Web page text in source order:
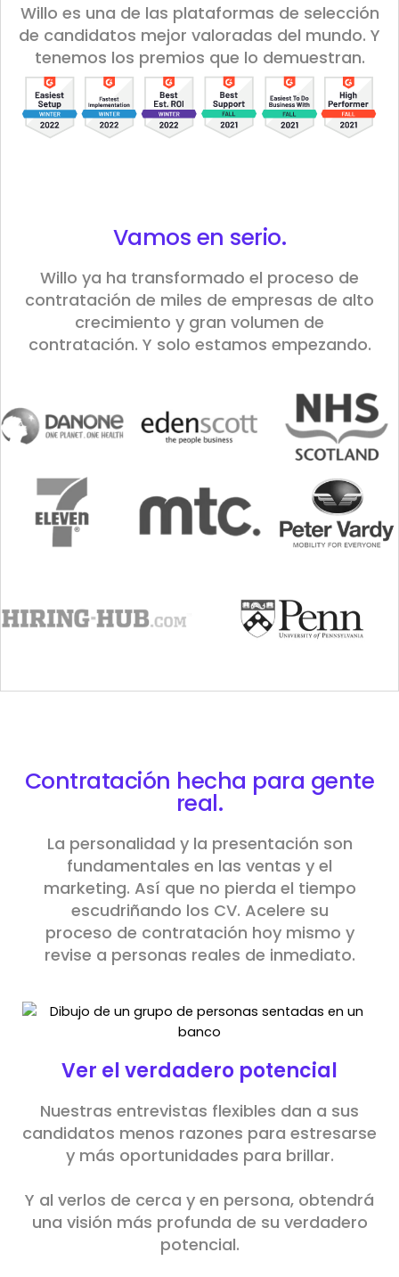
Willo es una de las plataformas de selección
de candidatos mejor valoradas del mundo. Y
tenemos los premios que lo demuestran.
Vamos en serio.
Willo ya ha transformado el proceso de
contratación de miles de empresas de alto
crecimiento y gran volumen de
contratación. Y solo estamos empezando.
Contratación hecha para gente
real.
La personalidad y la presentación son
fundamentales en las ventas y el
marketing. Así que no pierda el tiempo
escudriñando los CV. Acelere su
proceso de contratación hoy mismo y
revise a personas reales de inmediato.
Ver el verdadero potencial
Nuestras entrevistas flexibles dan a sus
candidatos menos razones para estresarse
y más oportunidades para brillar.
Y al verlos de cerca y en persona, obtendrá
una visión más profunda de su verdadero
potencial.